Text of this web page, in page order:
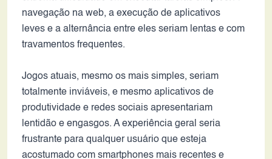
navegação na web, a execução de aplicativos
leves e a alternância entre eles seriam lentas e com
travamentos frequentes.
Jogos atuais, mesmo os mais simples, seriam
totalmente inviáveis, e mesmo aplicativos de
produtividade e redes sociais apresentariam
lentidão e engasgos. A experiência geral seria
frustrante para qualquer usuário que esteja
acostumado com smartphones mais recentes e